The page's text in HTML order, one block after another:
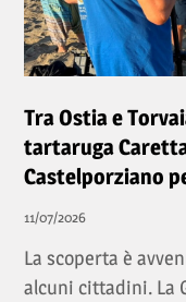
Tra Ostia e
tartaruga
Castelporziano
11/07/2026
La scoperta è
alcuni cittadini. La